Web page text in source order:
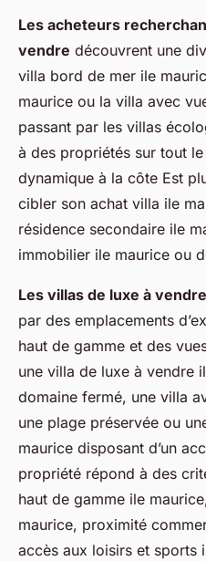
Les acheteurs
vendre découvrent une
villa bord de mer ile
maurice ou la villa avec
passant par les villas
à des propriétés sur tout
dynamique à la côte Est
cibler son achat villa ile
résidence secondaire ile
immobilier ile maurice ou
Les villas de luxe à
par des emplacements
haut de gamme et des
une villa de luxe à vendre
domaine fermé, une villa
une plage préservée ou
maurice disposant d’un
propriété répond à des
haut de gamme ile
maurice, proximité
accès aux loisirs et sports